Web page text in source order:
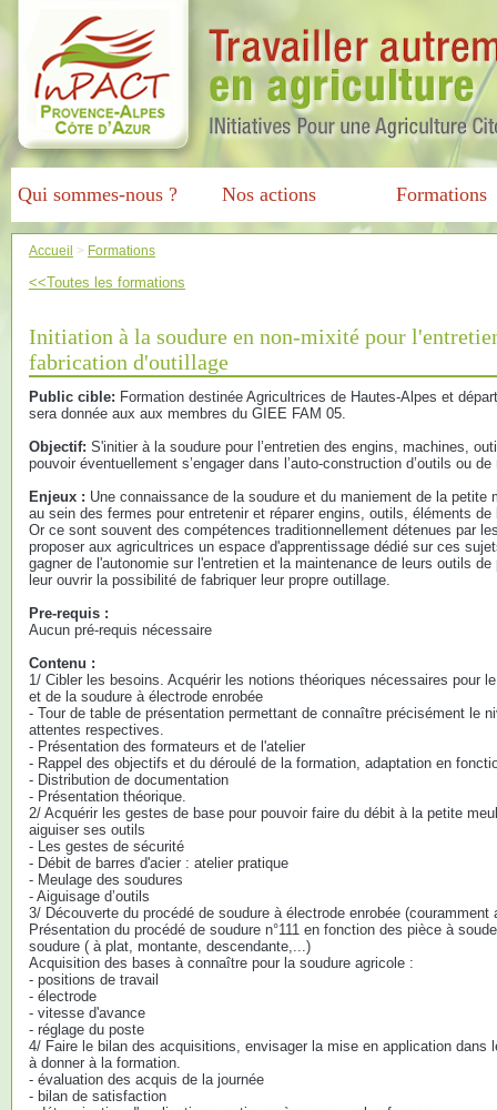
Qui sommes-nous ? Nos actions Formations
Accueil > Formations
<<Toutes les formations
Initiation à la soudure en non-mixité pour
fabrication d'outillage
Public cible: Formation destinée Agricultrices de Hautes-Alpes et
sera donnée aux aux membres du GIEE FAM 05.
Objectif: S'initier à la soudure pour l’entretien des engins, machines,
pouvoir éventuellement s’engager dans l’auto-construction d’outils ou
Enjeux : Une connaissance de la soudure et du maniement de la petite
au sein des fermes pour entretenir et réparer engins, outils, éléments
Or ce sont souvent des compétences traditionnellement détenues par
proposer aux agricultrices un espace d'apprentissage dédié sur ces
gagner de l'autonomie sur l'entretien et la maintenance de leurs outils
leur ouvrir la possibilité de fabriquer leur propre outillage.
Pre-requis :
Aucun pré-requis nécessaire
Contenu :
1/ Cibler les besoins. Acquérir les notions théoriques nécessaires pour
et de la soudure à électrode enrobée
- Tour de table de présentation permettant de connaître précisément le
attentes respectives.
- Présentation des formateurs et de l'atelier
- Rappel des objectifs et du déroulé de la formation, adaptation en
- Distribution de documentation
- Présentation théorique.
2/ Acquérir les gestes de base pour pouvoir faire du débit à la petite
aiguiser ses outils
- Les gestes de sécurité
- Débit de barres d'acier : atelier pratique
- Meulage des soudures
- Aiguisage d’outils
3/ Découverte du procédé de soudure à électrode enrobée (couramment
Présentation du procédé de soudure n°111 en fonction des pièce à
soudure ( à plat, montante, descendante,...)
Acquisition des bases à connaître pour la soudure agricole :
- positions de travail
- électrode
- vitesse d'avance
- réglage du poste
4/ Faire le bilan des acquisitions, envisager la mise en application dans
à donner à la formation.
- évaluation des acquis de la journée
- bilan de satisfaction